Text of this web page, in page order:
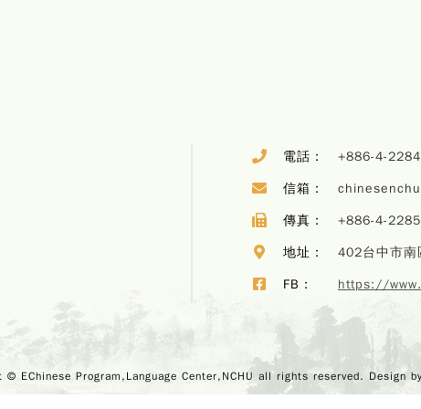
電話： +886-4-
信箱：
傳真： +886-4-
地址： 402台中市
FB： https://
© EChinese Program,Language Center,NCHU all rights reserved. Design